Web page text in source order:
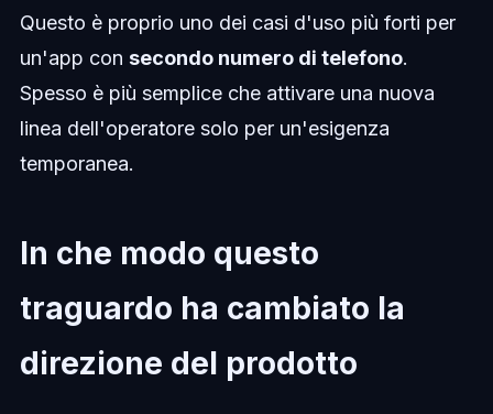
Questo è proprio uno dei casi d'uso più forti per
un'app con secondo numero di telefono.
Spesso è più semplice che attivare una nuova
linea dell'operatore solo per un'esigenza
temporanea.
In che modo questo
traguardo ha cambiato la
direzione del prodotto